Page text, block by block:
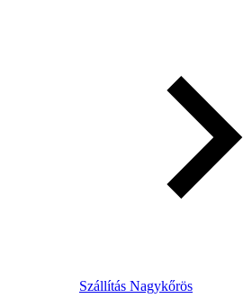
Szállítás Nagykőrös